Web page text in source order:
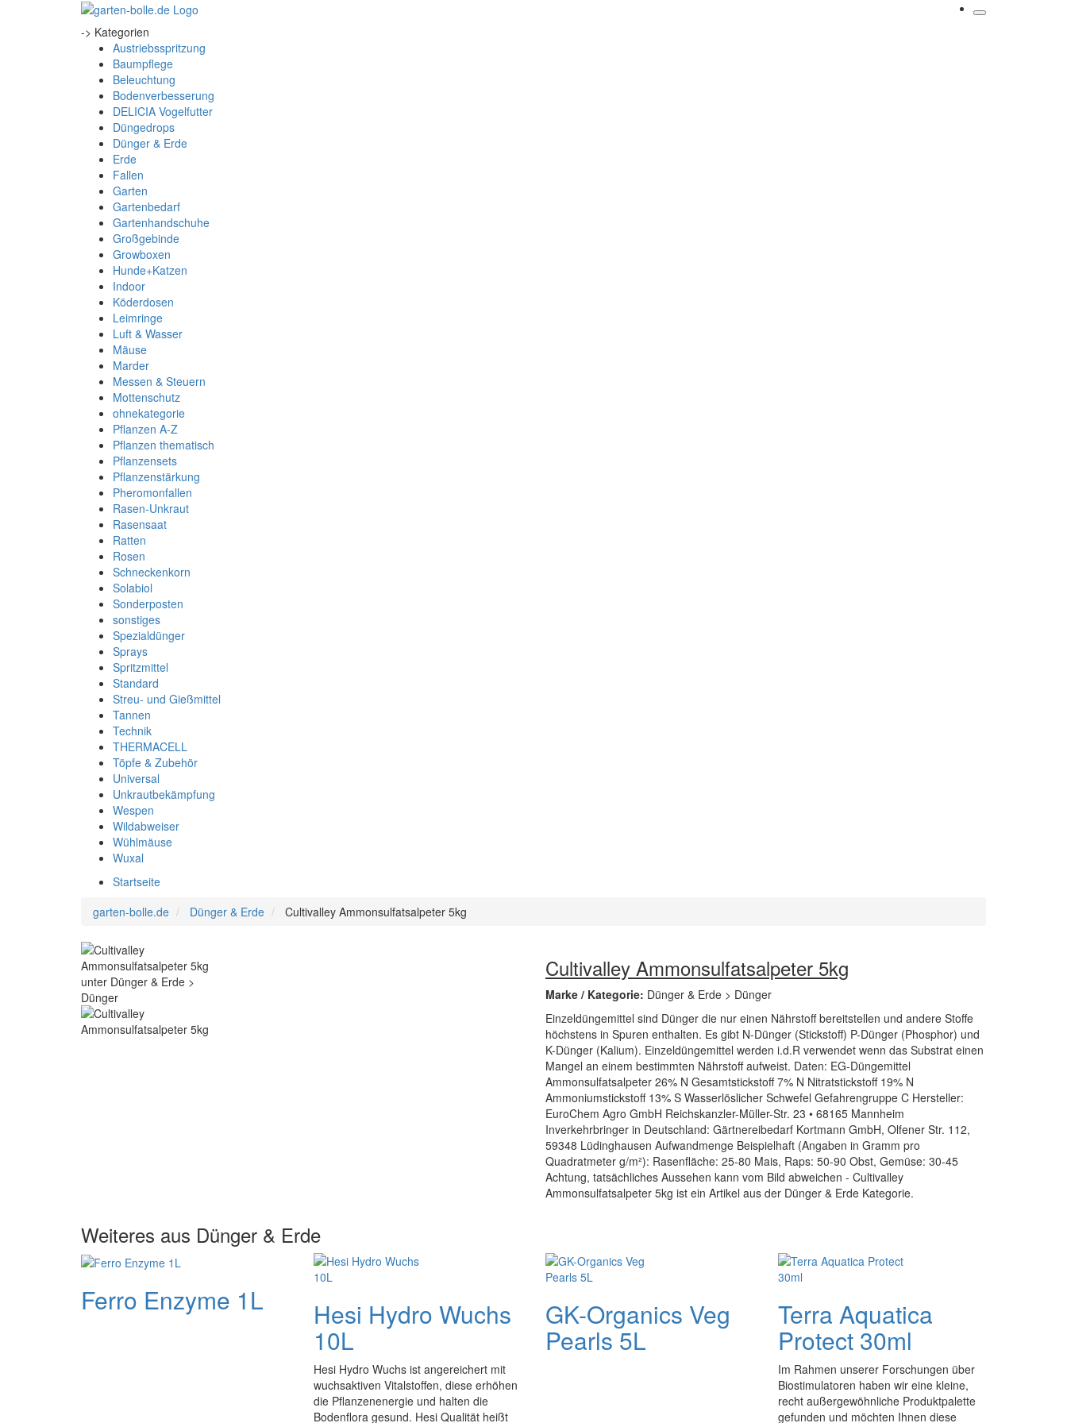
-> Kategorien
Austriebsspritzung
Baumpflege
Beleuchtung
Bodenverbesserung
DELICIA Vogelfutter
Düngedrops
Dünger & Erde
Erde
Fallen
Garten
Gartenbedarf
Gartenhandschuhe
Großgebinde
Growboxen
Hunde+Katzen
Indoor
Köderdosen
Leimringe
Luft & Wasser
Mäuse
Marder
Messen & Steuern
Mottenschutz
ohnekategorie
Pflanzen A-Z
Pflanzen thematisch
Pflanzensets
Pflanzenstärkung
Pheromonfallen
Rasen-Unkraut
Rasensaat
Ratten
Rosen
Schneckenkorn
Solabiol
Sonderposten
sonstiges
Spezialdünger
Sprays
Spritzmittel
Standard
Streu- und Gießmittel
Tannen
Technik
THERMACELL
Töpfe & Zubehör
Universal
Unkrautbekämpfung
Wespen
Wildabweiser
Wühlmäuse
Wuxal
Startseite
garten-bolle.de
Dünger & Erde Cultivalley Ammonsulfatsalpeter 5kg
Cultivalley Ammonsulfatsalpeter 5kg
Marke / Kategorie: Dünger & Erde > Dünger
Einzeldüngemittel sind Dünger die nur einen Nährstoff bereitstellen und andere Stoffe
höchstens in Spuren enthalten. Es gibt N-Dünger (Stickstoff) P-Dünger (Phosphor) und
K-Dünger (Kalium). Einzeldüngemittel werden i.d.R verwendet wenn das Substrat einen
Mangel an einem bestimmten Nährstoff aufweist. Daten: EG-Düngemittel
Ammonsulfatsalpeter 26% N Gesamtstickstoff 7% N Nitratstickstoff 19% N
Ammoniumstickstoff 13% S Wasserlöslicher Schwefel Gefahrengruppe C Hersteller:
EuroChem Agro GmbH Reichskanzler-Müller-Str. 23 • 68165 Mannheim
Inverkehrbringer in Deutschland: Gärtnereibedarf Kortmann GmbH, Olfener Str. 112,
59348 Lüdinghausen Aufwandmenge Beispielhaft (Angaben in Gramm pro
Quadratmeter g/m²): Rasenfläche: 25-80 Mais, Raps: 50-90 Obst, Gemüse: 30-45
Achtung, tatsächliches Aussehen kann vom Bild abweichen - Cultivalley
Ammonsulfatsalpeter 5kg ist ein Artikel aus der Dünger & Erde Kategorie.
Weiteres aus Dünger & Erde
Ferro Enzyme 1L Hesi Hydro Wuchs
10L
Hesi Hydro Wuchs ist angereichert mit
wuchsaktiven Vitalstoffen, diese erhöhen
die Pflanzenenergie und halten die
Bodenflora gesund. Hesi Qualität heißt
GK-Organics Veg
Pearls 5L
Terra Aquatica
Protect 30ml
Im Rahmen unserer Forschungen über
Biostimulatoren haben wir eine kleine,
recht außergewöhnliche Produktpalette
gefunden und möchten Ihnen diese